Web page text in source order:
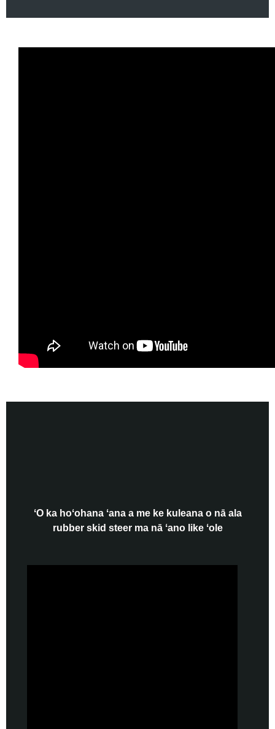
ʻO ka hoʻohana ʻana a me ke kuleana o nā ala
rubber skid steer ma nā ʻano like ʻole